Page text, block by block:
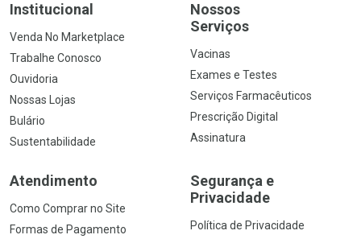
Institucional
Venda No Marketplace
Trabalhe Conosco
Ouvidoria
Nossas Lojas
Bulário
Sustentabilidade
Nossos
Serviços
Vacinas
Exames e Testes
Serviços Farmacêuticos
Prescrição Digital
Assinatura
Atendimento
Como Comprar no Site
Formas de Pagamento
Segurança e
Privacidade
Política de Privacidade